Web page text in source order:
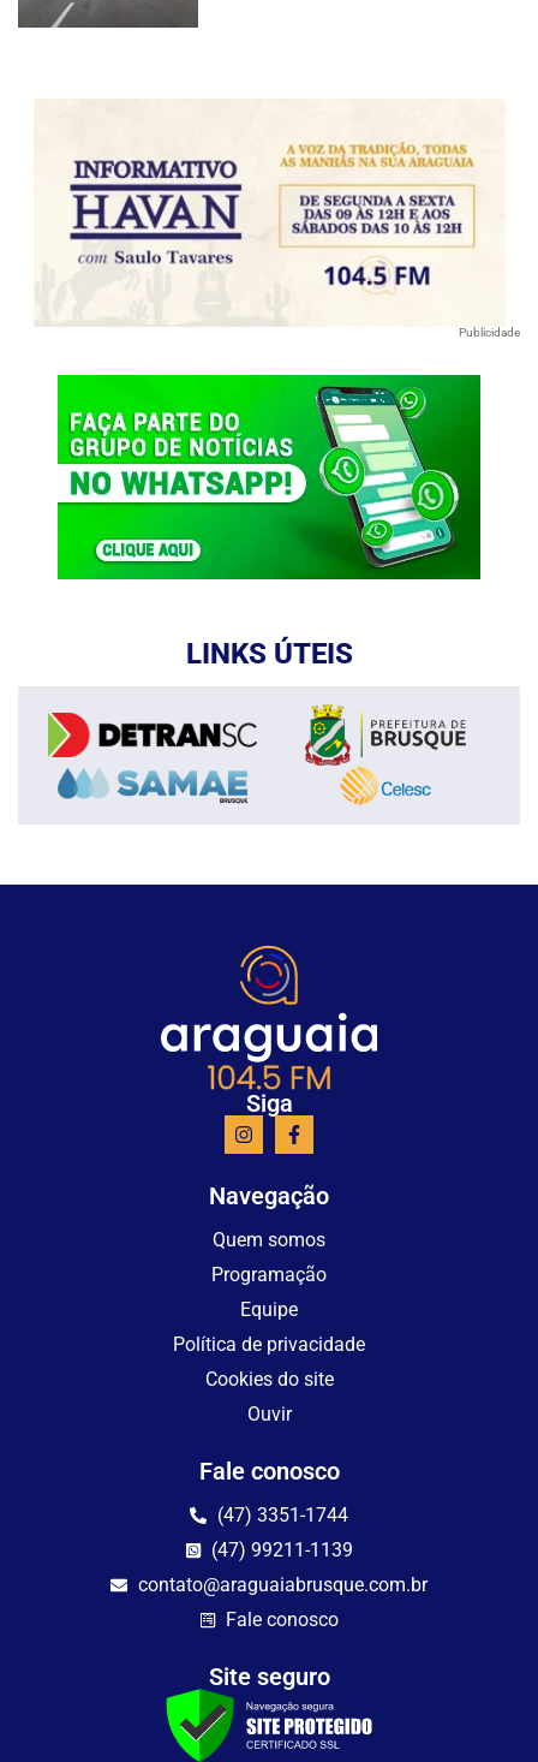
Publicidade
LINKS ÚTEIS
Siga
Navegação
Quem somos
Programação
Equipe
Política de privacidade
Cookies do site
Ouvir
Fale conosco
(47) 3351-1744
(47) 99211-1139
contato@araguaiabrusque.com.br
Fale conosco
Site seguro